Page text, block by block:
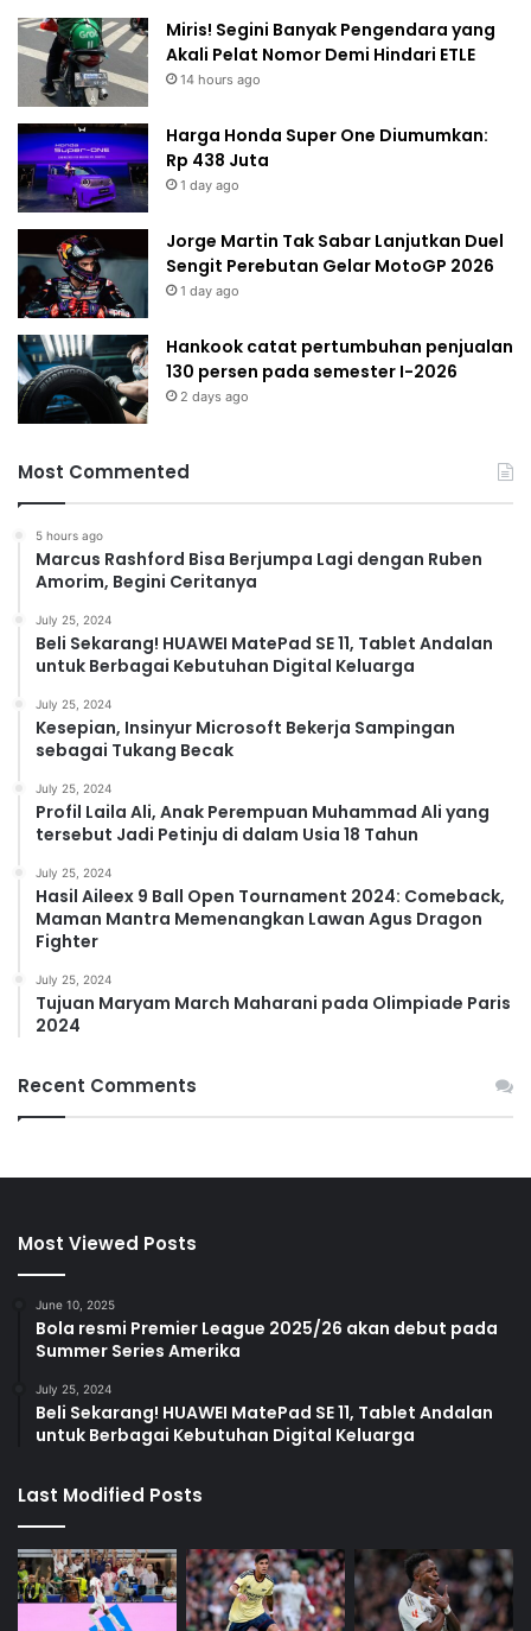
Miris! Segini Banyak Pengendara yang
Akali Pelat Nomor Demi Hindari ETLE
14 hours ago
Harga Honda Super One Diumumkan:
Rp 438 Juta
1 day ago
Jorge Martin Tak Sabar Lanjutkan Duel
Sengit Perebutan Gelar MotoGP 2026
1 day ago
Hankook catat pertumbuhan penjualan
130 persen pada semester I-2026
2 days ago
Most Commented
5 hours ago
Marcus Rashford Bisa Berjumpa Lagi dengan Ruben
Amorim, Begini Ceritanya
July 25, 2024
Beli Sekarang! HUAWEI MatePad SE 11, Tablet Andalan
untuk Berbagai Kebutuhan Digital Keluarga
July 25, 2024
Kesepian, Insinyur Microsoft Bekerja Sampingan
sebagai Tukang Becak
July 25, 2024
Profil Laila Ali, Anak Perempuan Muhammad Ali yang
tersebut Jadi Petinju di dalam Usia 18 Tahun
July 25, 2024
Hasil Aileex 9 Ball Open Tournament 2024: Comeback,
Maman Mantra Memenangkan Lawan Agus Dragon
Fighter
July 25, 2024
Tujuan Maryam March Maharani pada Olimpiade Paris
2024
Recent Comments
Most Viewed Posts
June 10, 2025
Bola resmi Premier League 2025/26 akan debut pada
Summer Series Amerika
July 25, 2024
Beli Sekarang! HUAWEI MatePad SE 11, Tablet Andalan
untuk Berbagai Kebutuhan Digital Keluarga
Last Modified Posts